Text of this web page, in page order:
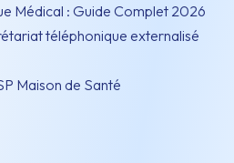
Médical : Guide Complet 2026
téléphonique externalisé
Maison de Santé